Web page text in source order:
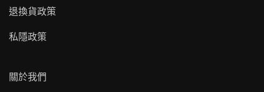
退換貨政策
私隱政策
關於我們